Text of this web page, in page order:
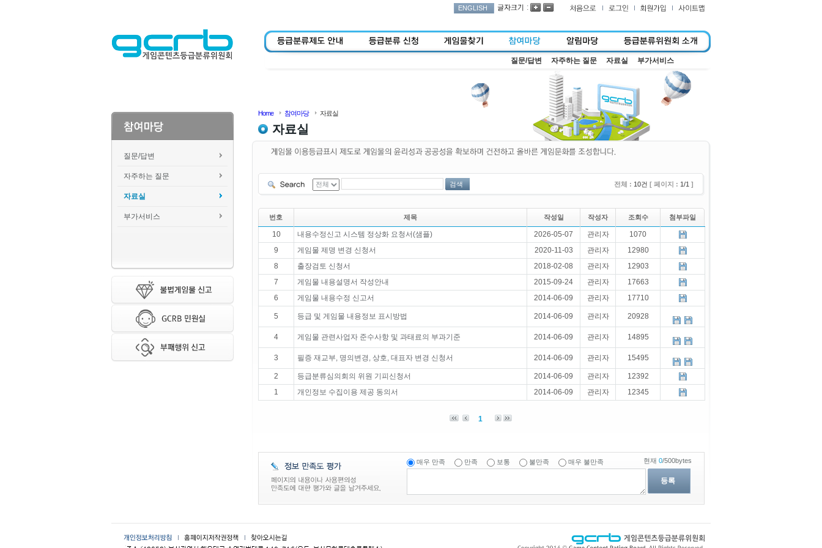
ENGLISH :
질문/답변 자주하는 질문 자료실 부가서비스
질문/답변
자주하는 질문
자료실
부가서비스
Home 참여마당 자료실
자료실
검색 전체 : 10건 [ 페이지 : 1/1 ]
번호 제목 작성일 작성자 조회수 첨부파일
10 내용수정신고 시스템 정상화 요청서(샘플) 2026-05-07 관리자
1070
9
게임물 제명 변경 신청서 2020-11-03 관리자
12980
8
출장검토 신청서 2018-02-08 관리자
12903
7
게임물 내용설명서 작성안내 2015-09-24 관리자
17663
6
게임물 내용수정 신고서 2014-06-09 관리자 17710
5 등급 및 게임물 내용정보 표시방법 2014-06-09 관리자 20928
4 게임물 관련사업자 준수사항 및 과태료의 부과기준 2014-06-09 관리자 14895
3 필증 재교부, 명의변경, 상호, 대표자 변경 신청서 2014-06-09 관리자 15495
2 등급분류심의회의 위원 기피신청서 2014-06-09 관리자
12392
1
개인정보 수집이용 제공 동의서 2014-06-09 관리자 12345
1
매우 만족 만족 보통 불만족 매우 불만족
등록
현재 0/500bytes